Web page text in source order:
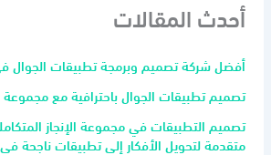
أحدث المقالات
أفضل شركة تصميم وبرمجة تطبيقات الجوال
تصميم تطبيقات الجوال باحترافية مع مجموعة
تصميم التطبيقات في مجموعة الإنجاز
متقدمة لتحويل الأفكار إلى تطبيقات ناجحة في 2026